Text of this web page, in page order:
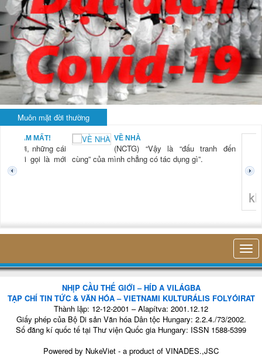
Muôn mặt đời thường
NAM MẤT!
“Xời, những cái
mới gọi là mới
VỀ NHÀ
(NCTG) “Vậy là “đấu tranh đến
cùng” của mình chẳng có tác dụng gì”.
NHỊP CẦU THẾ GIỚI – HÍD A VILÁGBA
TẠP CHÍ TIN TỨC & VĂN HÓA – VIETNAMI KULTURÁLIS FOLYÓIRAT
Thành lập: 12-12-2001 – Alapítva: 2001.12.12
Giấy phép của Bộ Di sản Văn hóa Dân tộc Hungary: 2.2.4./73/2002.
Số đăng kí quốc tế tại Thư viện Quốc gia Hungary: ISSN 1588-5399
Powered by NukeViet - a product of VINADES.,JSC